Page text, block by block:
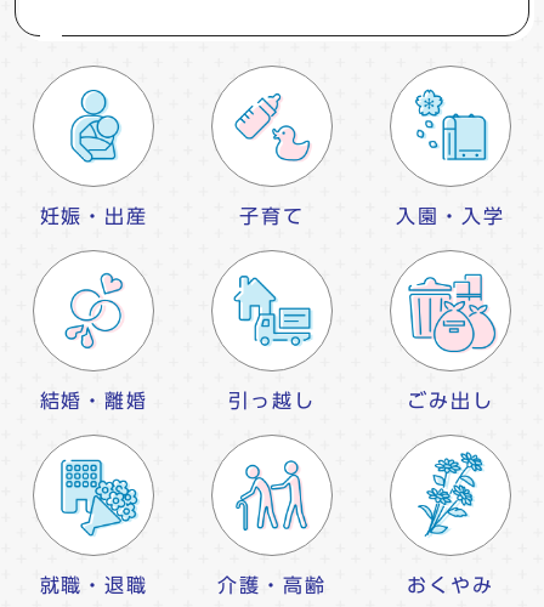
妊娠・出産 子育て 入園・入学
結婚・離婚 引っ越し ごみ出し
就職・退職 介護・高齢 おくやみ